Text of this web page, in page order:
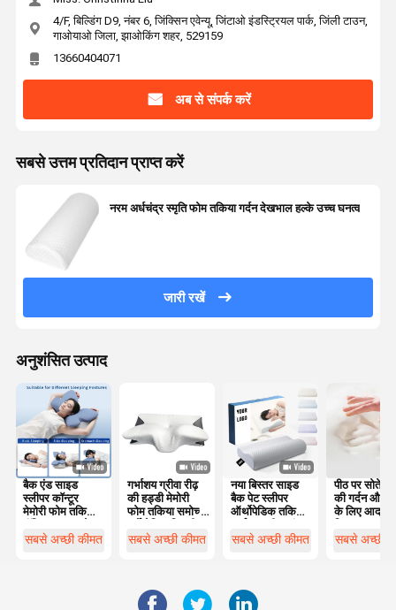
4/F, बिल्डिंग D9, नंबर 6, जिंक्सिन एवेन्यू, जिंटाओ इंडस्ट्रियल पार्क, जिंली टाउन,
गाओयाओ जिला, झाओकिंग शहर, 529159
13660404071
अब से संपर्क करें
सबसे उत्तम प्रतिदान प्राप्त करें
नरम अर्धचंद्र स्मृति फोम तकिया गर्दन देखभाल हल्के उच्च घनत्व
जारी रखें
अनुशंसित उत्पाद
बैक एंड साइड
स्लीपर कॉन्टूर
मेमोरी फोम तकिया
साथ मशीन धोने के
सबसे अच्छी कीमत
गर्भाशय ग्रीवा रीढ़
की हड्डी मेमोरी
फोम तकिया समोच्च
के आकार का
सबसे अच्छी कीमत
नया बिस्तर साइड
बैक पेट स्लीपर
ऑर्थोपेडिक तकिया
समोच्च एर्गोनोमिक
सबसे अच्छी कीमत
पीठ पर सोते
की गर्दन और
के लिए आदर्श
सबसे अच्छी